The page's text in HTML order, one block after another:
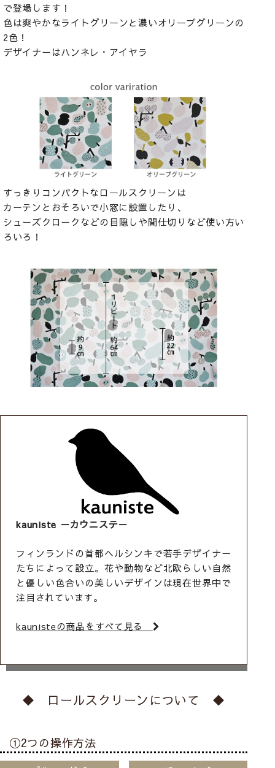
で登場します！
色は爽やかなライトグリーンと濃いオリーブグリーンの
2色！
デザイナーはハンネレ・アイヤラ
すっきりコンパクトなロールスクリーンは
カーテンとおそろいで小窓に設置したり、
シューズクロークなどの目隠しや間仕切りなど使い方い
ろいろ！
kauniste －カウニステ－
フィンランドの首都ヘルシンキで若手デザイナー
たちによって設立。花や動物など北欧らしい自然
と優しい色合いの美しいデザインは現在世界中で
注目されています。
kaunisteの商品をすべて見る
◆ ロールスクリーンについて ◆
①2つの操作方法